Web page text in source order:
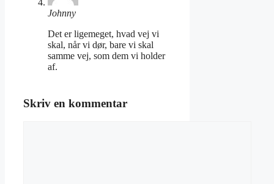
Johnny
Det er ligemeget, hvad vej vi
skal, når vi dør, bare vi skal
samme vej, som dem vi holder
af.
Skriv en kommentar